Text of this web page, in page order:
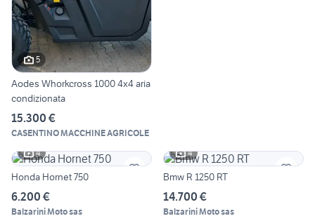
5
Aodes Whorkcross 1000 4x4 aria
condizionata
15.300 €
CASENTINO MACCHINE AGRICOLE
4
Honda Hornet 750
6.200 €
Balzarini Moto sas
4
Bmw R 1250 RT
14.700 €
Balzarini Moto sas